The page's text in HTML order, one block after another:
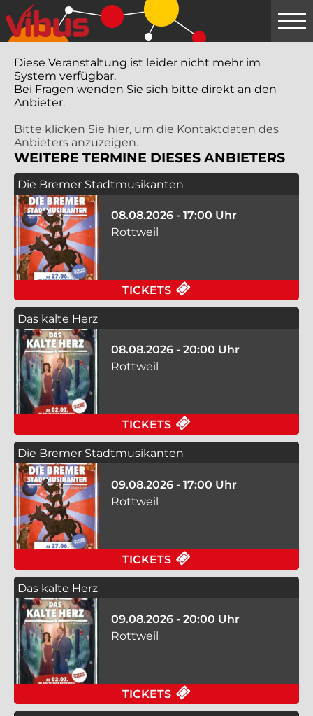
Springe
zum
Hauptinhalt
Diese Veranstaltung ist leider nicht mehr im
System verfügbar.
Bei Fragen wenden Sie sich bitte direkt an den
Anbieter.
Bitte klicken Sie hier, um die Kontaktdaten des
Anbieters anzuzeigen.
WEITERE TERMINE DIESES ANBIETERS
Die Bremer Stadtmusikanten
08.08.2026 - 17:00 Uhr
Rottweil
TICKETS
Das kalte Herz
08.08.2026 - 20:00 Uhr
Rottweil
TICKETS
Die Bremer Stadtmusikanten
09.08.2026 - 17:00 Uhr
Rottweil
TICKETS
Das kalte Herz
09.08.2026 - 20:00 Uhr
Rottweil
TICKETS